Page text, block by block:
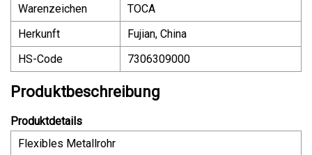
Warenzeichen
TOCA
Herkunft
Fujian, China
HS-Code
7306309000
Produktbeschreibung
Produktdetails
Flexibles Metallrohr